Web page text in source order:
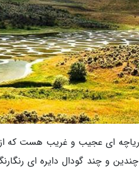
ای عجیب و غریب هست که
و چند گودال دایره ای